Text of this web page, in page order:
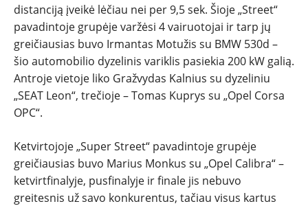
distanciją įveikė lėčiau nei per 9,5 sek. Šioje „Street“
pavadintoje grupėje varžėsi 4 vairuotojai ir tarp jų
greičiausias buvo Irmantas Motužis su BMW 530d –
šio automobilio dyzelinis variklis pasiekia 200 kW galią.
Antroje vietoje liko Gražvydas Kalnius su dyzeliniu
„SEAT Leon“, trečioje – Tomas Kuprys su „Opel Corsa
OPC“.
Ketvirtojoje „Super Street“ pavadintoje grupėje
greičiausias buvo Marius Monkus su „Opel Calibra“ –
ketvirtfinalyje, pusfinalyje ir finale jis nebuvo
greitesnis už savo konkurentus, tačiau visus kartus